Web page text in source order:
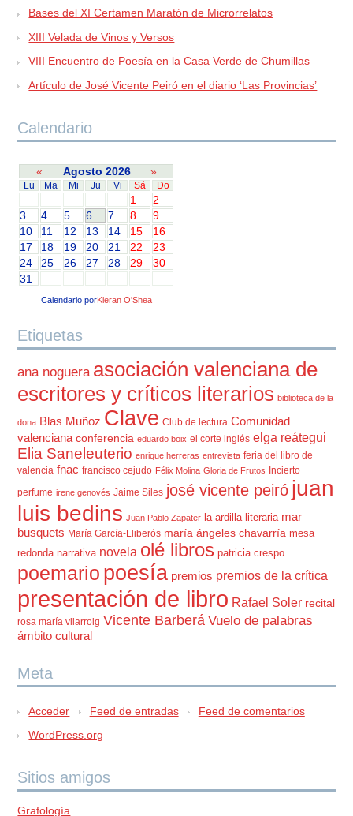
Bases del XI Certamen Maratón de Microrrelatos
XIII Velada de Vinos y Versos
VIII Encuentro de Poesía en la Casa Verde de Chumillas
Artículo de José Vicente Peiró en el diario ‘Las Provincias’
Calendario
« Agosto 2026 »
Lu Ma Mi Ju Vi Sá Do
1
2
3
4 5 6 7 8
9
10
11 12 13 14 15
16
17
18 19 20 21 22
23
24
25 26 27 28 29
30
31
Calendario porKieran O'Shea
Etiquetas
ana noguera asociación valenciana de
escritores y críticos literarios biblioteca de la
dona Blas Muñoz Clave Club de lectura Comunidad
valenciana conferencia eduardo boix el corte inglés elga reátegui
Elia Saneleuterio enrique herreras entrevista feria del libro de
valencia fnac francisco cejudo Félix Molina Gloria de Frutos
Incierto
perfume irene genovés Jaime Siles josé vicente peiró juan
luis bedins Juan Pablo Zapater la ardilla literaria mar
busquets María García-Lliberós maría ángeles chavarría mesa
redonda narrativa novela olé libros patricia crespo
poemario poesía premios premios de la crítica
presentación de libro Rafael Soler recital
rosa maría vilarroig Vicente Barberá Vuelo de palabras
ámbito cultural
Meta
Acceder Feed de entradas
Feed de comentarios
WordPress.org
Sitios amigos
Grafología